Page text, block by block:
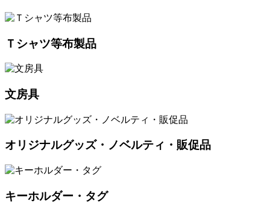
Ｔシャツ等布製品
文房具
オリジナルグッズ・ノベルティ・販促品
キーホルダー・タグ